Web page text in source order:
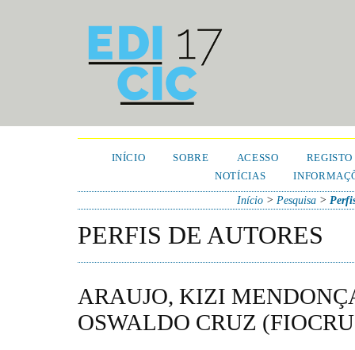
INÍCIO SOBRE ACESSO
REGISTO
NOTÍCIAS
Início >Pesquisa >
PERFIS DE AUTORES
ARAUJO, KIZI
OSWALDO CRUZ